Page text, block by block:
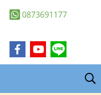
0873691177